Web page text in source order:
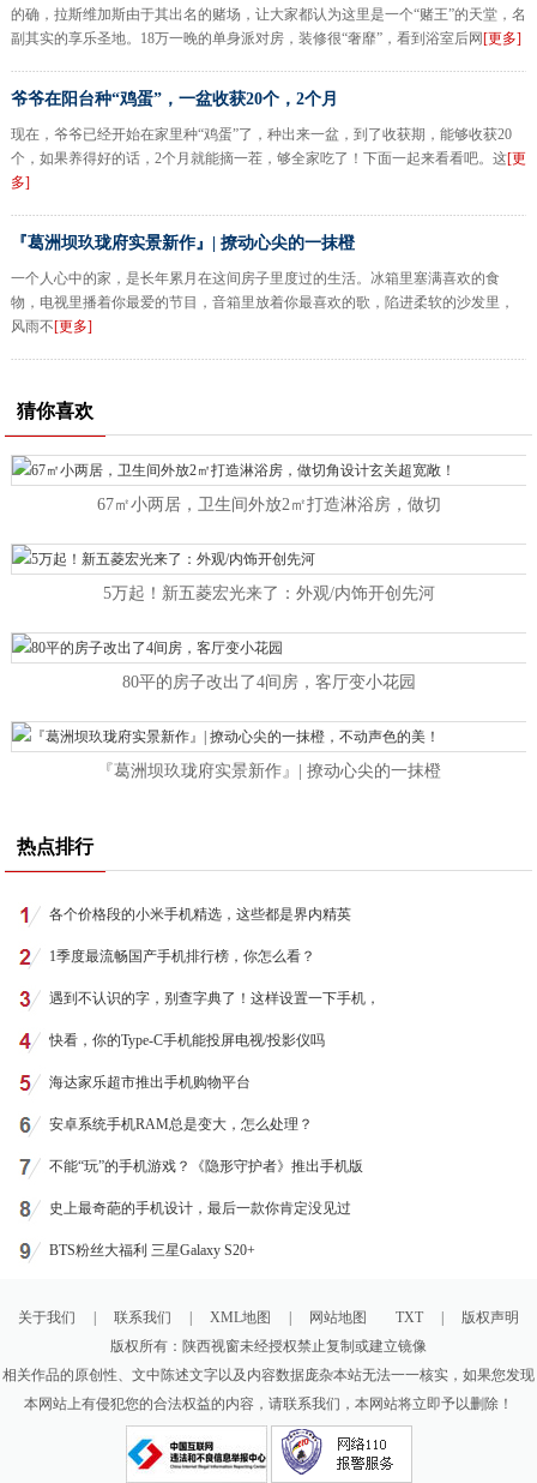
的确，拉斯维加斯由于其出名的赌场，让大家都认为这里是一个“赌王”的天堂，名
副其实的享乐圣地。18万一晚的单身派对房，装修很“奢靡”，看到浴室后网 [更多]
爷爷在阳台种“鸡蛋”，一盆收获20个，2个月
现在，爷爷已经开始在家里种“鸡蛋”了，种出来一盆，到了收获期，能够收获20
个，如果养得好的话，2个月就能摘一茬，够全家吃了！下面一起来看看吧。这[更
多]
『葛洲坝玖珑府实景新作』| 撩动心尖的一抹橙
一个人心中的家，是长年累月在这间房子里度过的生活。冰箱里塞满喜欢的食
物，电视里播着你最爱的节目，音箱里放着你最喜欢的歌，陷进柔软的沙发里，
风雨不[更多]
猜你喜欢
67㎡小两居，卫生间外放2㎡打造淋浴房，做切
5万起！新五菱宏光来了：外观/内饰开创先河
80平的房子改出了4间房，客厅变小花园
『葛洲坝玖珑府实景新作』| 撩动心尖的一抹橙
热点排行
各个价格段的小米手机精选，这些都是界内精英
1季度最流畅国产手机排行榜，你怎么看？
遇到不认识的字，别查字典了！这样设置一下手机，
快看，你的Type-C手机能投屏电视/投影仪吗
海达家乐超市推出手机购物平台
安卓系统手机RAM总是变大，怎么处理？
不能“玩”的手机游戏？《隐形守护者》推出手机版
史上最奇葩的手机设计，最后一款你肯定没见过
BTS粉丝大福利 三星Galaxy S20+
关于我们 联系我们 XML地图 网站地图 TXT
版权声明
版权所有：陕西视窗未经授权禁止复制或建立镜像
相关作品的原创性、文中陈述文字以及内容数据庞杂本站无法一一核实，如果您发现
本网站上有侵犯您的合法权益的内容，请联系我们，本网站将立即予以删除！